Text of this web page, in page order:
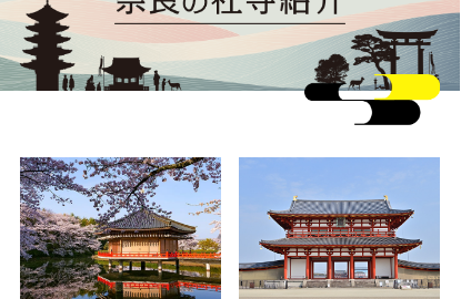
人気記事ランキング
奈良のイチ推し モデルコース